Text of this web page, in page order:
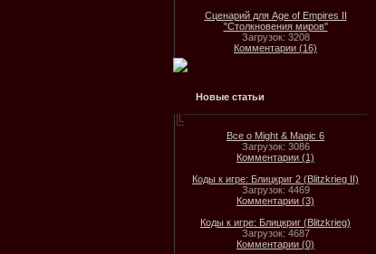
Сценарий для Age of Empires II
"Столкновения миров"
Загрузок: 3208
Комментарии (16)
Новые статьи
Все о Might & Magic 6
Загрузок: 3086
Комментарии (1)
Коды к игре: Блицкриг 2 (Blitzkrieg II)
Загрузок: 4469
Комментарии (3)
Коды к игре: Блицкриг (Blitzkrieg)
Загрузок: 4687
Комментарии (0)